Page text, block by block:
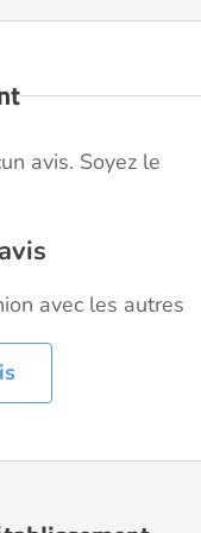
avis. Soyez le
avec les autres